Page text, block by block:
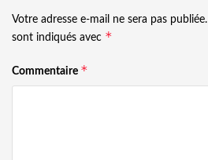
Votre adresse e-mail ne sera pas publiée.
sont indiqués avec *
Commentaire *